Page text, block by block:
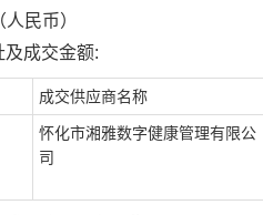
人民币）
成交金额:
成交供应商名称
怀化市湘雅数字健康管理有限公
司